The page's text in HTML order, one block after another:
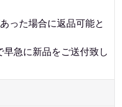
った場合に返品可能と
急に新品をご送付致し